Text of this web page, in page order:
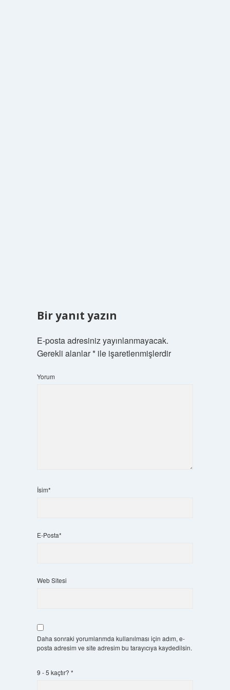
Bir yanıt yazın
E-posta adresiniz yayınlanmayacak.
Gerekli alanlar*ile işaretlenmişlerdir
Yorum
İsim*
E-Posta*
Web Sitesi
Daha sonraki yorumlarımda kullanılması için adım, e-
posta adresim ve site adresim bu tarayıcıya kaydedilsin.
9 - 5 kaçtır? *